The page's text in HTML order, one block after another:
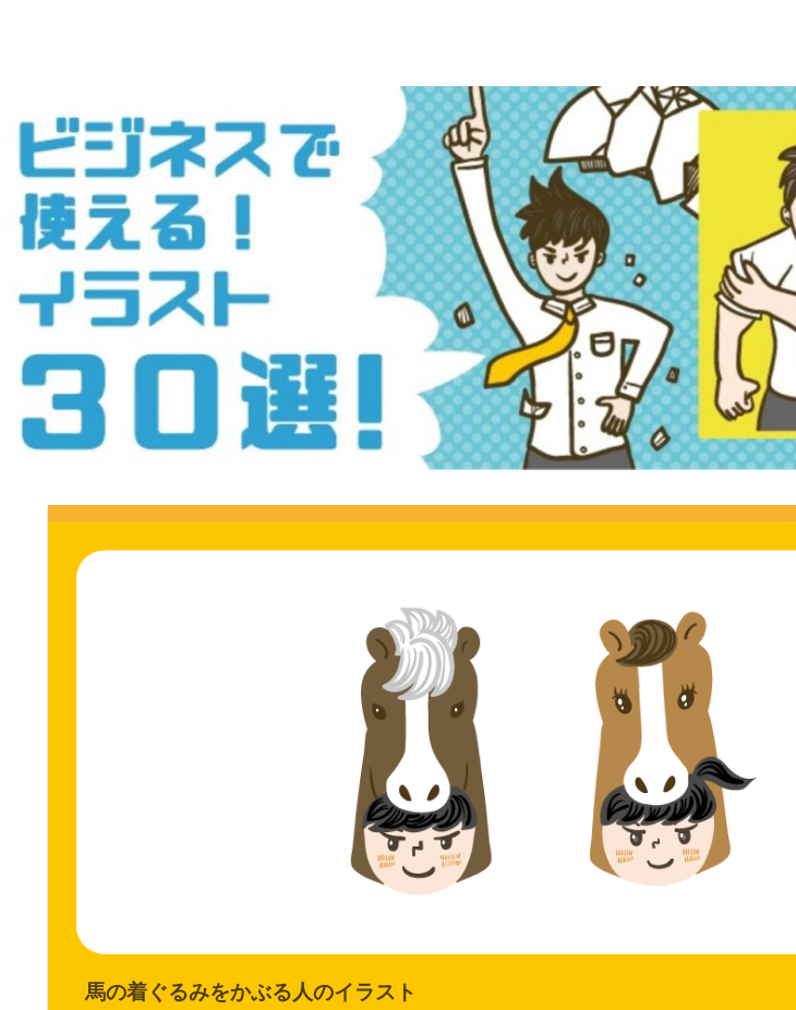
物
ト
専
サ
ウ
ン
ロ
ー
ド
で
き
人
物
ラ
ト
馬の着ぐるみをかぶる人のイラスト